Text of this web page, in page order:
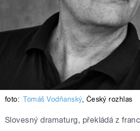
foto: Tomáš Vodňanský, Český rozhlas
Slovesný dramaturg, překládá z